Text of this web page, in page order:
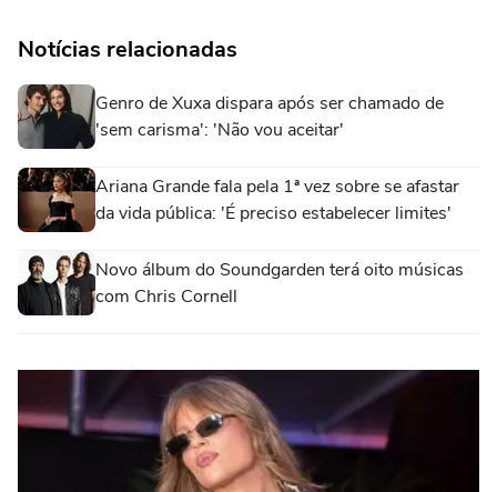
Notícias relacionadas
Genro de Xuxa dispara após ser chamado de
'sem carisma': 'Não vou aceitar'
Ariana Grande fala pela 1ª vez sobre se afastar
da vida pública: 'É preciso estabelecer limites'
Novo álbum do Soundgarden terá oito músicas
com Chris Cornell